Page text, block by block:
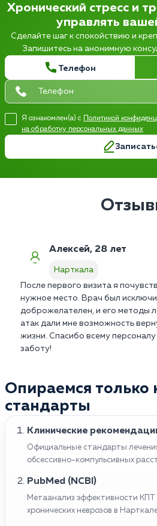
Хронический стресс и
управлять
Сделайте шаг к спокойствию и
Запишитесь на анонимную
Телефон
Я ознакомлен(а) с Политикой
на обработку персональных данных
Алексей, 28 лет
Нарткала
После первого визита я
нужное место. Врач был
доброжелателен, и его методы
атак дали мне возможность
жизни. Спасибо всему
заботу!
Опираемся только
стандарты
Клинические
Официальные стандарты
обсессивно-компульсивных
PubMed (NCBI)
Метаанализ эффективности КПТ
хронических неврозов в